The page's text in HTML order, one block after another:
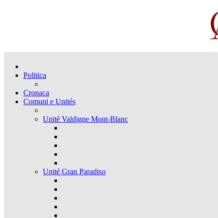
Politica
Cronaca
Comuni e Unités
Unité Valdigne Mont-Blanc
Unité Gran Paradiso